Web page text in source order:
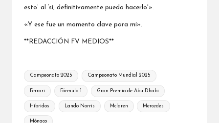
esto’ al ‘sí, definitivamente puedo hacerlo'».
«Y ese fue un momento clave para mí».
**REDACCIÓN FV MEDIOS**
Etiquetas:
Campeonato 2025 Campeonato Mundial 2025
Ferrari Fórmula 1 Gran Premio de Abu Dhabi
Híbridos Lando Norris Mclaren Mercedes
Mónaco